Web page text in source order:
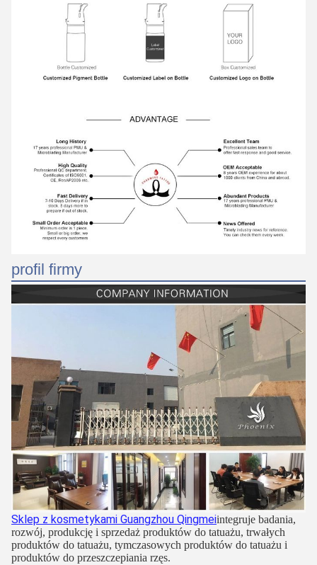
profil firmy
Sklep z kosmetykami Guangzhou Qingmeiintegruje badania,
rozwój, produkcję i sprzedaż produktów do tatuażu, trwałych
produktów do tatuażu, tymczasowych produktów do tatuażu i
produktów do przeszczepiania rzęs.